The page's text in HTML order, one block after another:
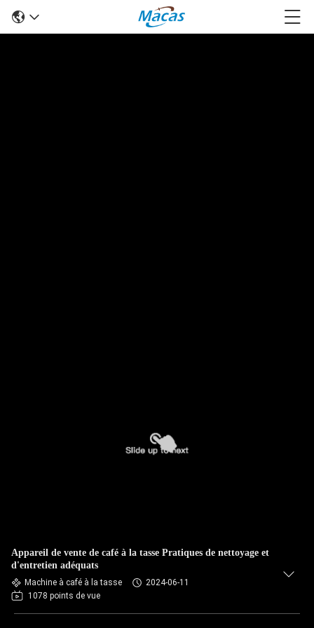
Appareil de vente de café à la tasse Pratiques de nettoyage et
d'entretien adéquats
Machine à café à la tasse
2024-06-11
1078 points de vue